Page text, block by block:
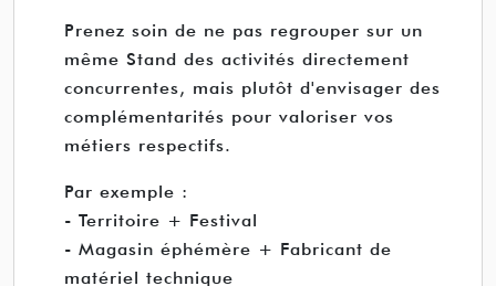
Prenez soin de ne pas regrouper sur un
même Stand des activités directement
concurrentes, mais plutôt d'envisager des
complémentarités pour valoriser vos
métiers respectifs.
Par exemple :
- Territoire + Festival
- Magasin éphémère + Fabricant de
matériel technique